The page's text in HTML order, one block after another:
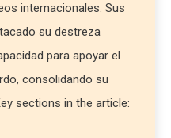
internacionales. Sus
su destreza
para apoyar el
consolidando su
sections in the article: